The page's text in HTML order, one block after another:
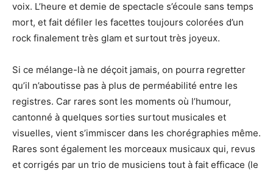
voix. L’heure et demie de spectacle s’écoule sans temps
mort, et fait défiler les facettes toujours colorées d’un
rock finalement très glam et surtout très joyeux.
Si ce mélange-là ne déçoit jamais, on pourra regretter
qu’il n’aboutisse pas à plus de perméabilité entre les
registres. Car rares sont les moments où l’humour,
cantonné à quelques sorties surtout musicales et
visuelles, vient s’immiscer dans les chorégraphies même.
Rares sont également les morceaux musicaux qui, revus
et corrigés par un trio de musiciens tout à fait efficace (le